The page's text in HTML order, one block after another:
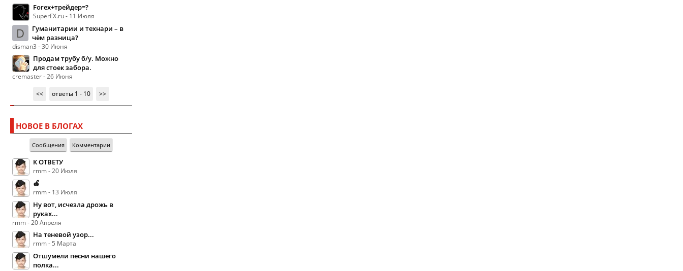
Forex+трейдер=?
SuperFX.ru - 11 Июля
D
Гуманитарии и технари – в
чём разница?
disman3 - 30 Июня
Продам трубу б/у. Можно
для стоек забора.
cremaster - 26 Июня
<<
ответы 1 - 10 >>
НОВОЕ В БЛОГАХ
Сообщения Комментарии
К ОТВЕТУ
rmm - 20 Июля
🍏
rmm - 13 Июля
Ну вот, исчезла дрожь в
руках...
rmm - 20 Апреля
На теневой узор...
rmm - 5 Марта
Отшумели песни нашего
полка...